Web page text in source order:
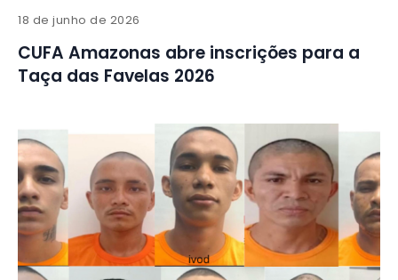
18 de junho de 2026
CUFA Amazonas abre inscrições para a
Taça das Favelas 2026